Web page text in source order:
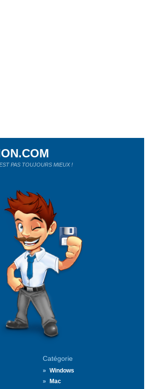
Catégorie
Windows
Mac
PAS TOUJOURS MIEUX !